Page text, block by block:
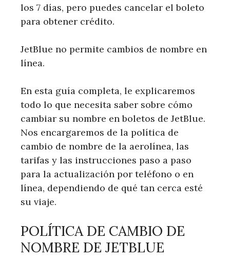
los 7 días, pero puedes cancelar el boleto
para obtener crédito.
JetBlue no permite cambios de nombre en
línea.
En esta guía completa, le explicaremos
todo lo que necesita saber sobre cómo
cambiar su nombre en boletos de JetBlue.
Nos encargaremos de la política de
cambio de nombre de la aerolínea, las
tarifas y las instrucciones paso a paso
para la actualización por teléfono o en
línea, dependiendo de qué tan cerca esté
su viaje.
POLÍTICA DE CAMBIO DE
NOMBRE DE JETBLUE